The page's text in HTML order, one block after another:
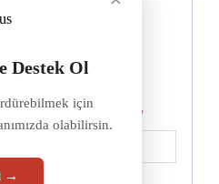
Destek Ol
için
olabilirsin.
→